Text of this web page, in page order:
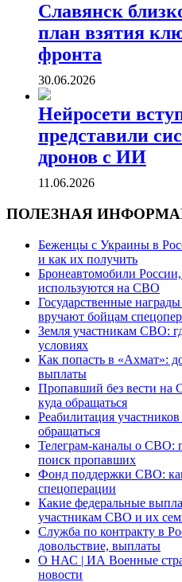
Славянск
план взятия
фронта
30.06.2026
Нейросети
представили
дронов с ИИ
11.06.2026
ПОЛЕЗНАЯ
Беженцы с Украины в
и как их получить
Бронеавтомобили
используются на СВО
Государственные
вручают бойцам
Земля участникам СВО:
условиях
Как попасть в «Ахмат»:
выплаты
Пропавший без вести на
куда обращаться
Реабилитация
обращаться
Телеграм-каналы о СВО:
поиск пропавших
Фонд поддержки СВО:
спецоперации
Какие федеральные
участникам СВО и их
Служба по контракту в
довольствие, выплаты
О НАС | ИА Военные
новости